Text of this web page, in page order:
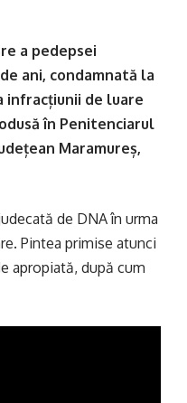
a pedepsei
ani, condamnată la
infracțiunii de luare
în Penitenciarul
Maramureș,
de DNA în urma
Pintea primise atunci
apropiată, după cum